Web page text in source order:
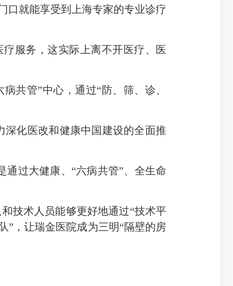
口就能享受到上海专家的专业诊疗
服务，这实际上离不开医疗、医
共管”中心，通过“防、筛、诊、
化医改和健康中国建设的全面推
过大健康、“六病共管”、全生命
技术人员能够更好地通过“技术平
”，让瑞金医院成为三明“隔壁的房